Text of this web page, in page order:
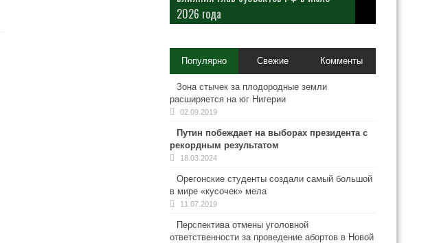
2026 года
Популярно Свежие Комменты
Зона стычек за плодородные земли
расширяется на юг Нигерии
02.09.2019
Путин побеждает на выборах президента с
рекордным результатом
18.03.2024
Орегонские студенты создали самый большой
в мире «кусочек» мела
11.07.2019
Перспектива отмены уголовной
ответственности за проведение абортов в Новой